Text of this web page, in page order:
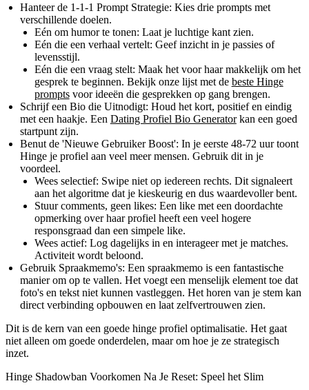
Hanteer de 1-1-1 Prompt Strategie: Kies drie prompts met
verschillende doelen.
Eén om humor te tonen: Laat je luchtige kant zien.
Eén die een verhaal vertelt: Geef inzicht in je passies of
levensstijl.
Eén die een vraag stelt: Maak het voor haar makkelijk om het
gesprek te beginnen. Bekijk onze lijst met de beste Hinge
promptsvoor ideeën die gesprekken op gang brengen.
Schrijf een Bio die Uitnodigt: Houd het kort, positief en eindig
met een haakje. Een Dating Profiel Bio Generatorkan een goed
startpunt zijn.
Benut de 'Nieuwe Gebruiker Boost': In je eerste 48-72 uur toont
Hinge je profiel aan veel meer mensen. Gebruik dit in je
voordeel.
Wees selectief: Swipe niet op iedereen rechts. Dit signaleert
aan het algoritme dat je kieskeurig en dus waardevoller bent.
Stuur comments, geen likes: Een like met een doordachte
opmerking over haar profiel heeft een veel hogere
responsgraad dan een simpele like.
Wees actief: Log dagelijks in en interageer met je matches.
Activiteit wordt beloond.
Gebruik Spraakmemo's: Een spraakmemo is een fantastische
manier om op te vallen. Het voegt een menselijk element toe dat
foto's en tekst niet kunnen vastleggen. Het horen van je stem kan
direct verbinding opbouwen en laat zelfvertrouwen zien.
Dit is de kern van een goede hinge profiel optimalisatie. Het gaat
niet alleen om goede onderdelen, maar om hoe je ze strategisch
inzet.
Hinge Shadowban Voorkomen Na Je Reset: Speel het Slim